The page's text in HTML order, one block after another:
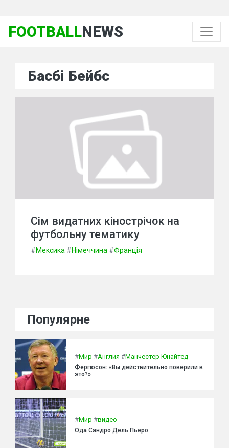
FOOTBALLNEWS
Басбі Бейбс
Сім видатних кінострічок на
футбольну тематику
#Мексика #Німеччина #Франція
Популярне
#Мир #Англия #Манчестер Юнайтед
Фергюсон: «Вы действительно поверили в
это?»
#Мир #видео
Ода Сандро Дель Пьеро